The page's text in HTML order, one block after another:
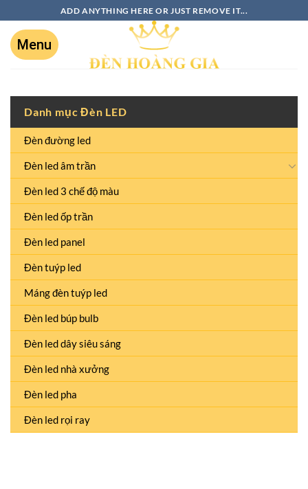
ADD ANYTHING HERE OR JUST REMOVE IT...
Danh mục Đèn LED
Đèn đường led
Đèn led âm trần
Đèn led 3 chế độ màu
Đèn led ốp trần
Đèn led panel
Đèn tuýp led
Máng đèn tuýp led
Đèn led búp bulb
Đèn led dây siêu sáng
Đèn led nhà xưởng
Đèn led pha
Đèn led rọi ray